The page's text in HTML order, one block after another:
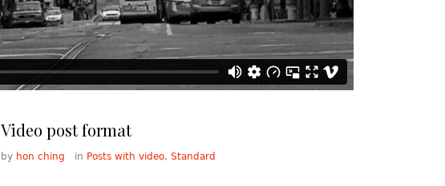
Video post format
by hon ching in Posts with video, Standard